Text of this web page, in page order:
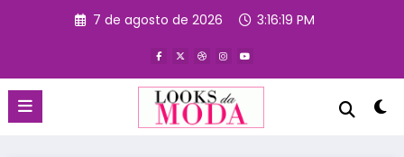
7 de agosto de 2026 3:16:20 PM